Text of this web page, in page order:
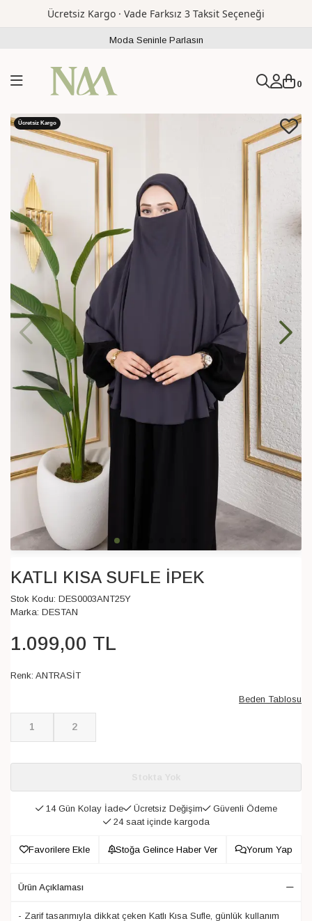
Ücretsiz Kargo · Vade Farksız 3 Taksit Seçeneği
Moda Seninle Parlasın
0
Ücretsiz Kargo
KATLI KISA SUFLE İPEK
Stok Kodu: DES0003ANT25Y
Marka: DESTAN
1.099,00 TL
Renk: ANTRASİT
Beden Tablosu
1 2
14 Gün Kolay İade Ücretsiz Değişim
Güvenli Ödeme
24 saat içinde kargoda
Favorilere Ekle Stoğa Gelince Haber Ver Yorum Yap
Ürün Açıklaması
- Zarif tasarımıyla dikkat çeken Katlı Kısa Sufle, günlük kullanım